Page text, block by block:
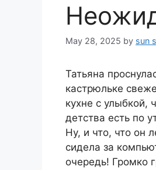
May 28, 2025 by sun
Татьяна
кастрюльке
кухне с улыбкой,
детства есть по
Ну, и что, что он
сидела за
очередь! Громко